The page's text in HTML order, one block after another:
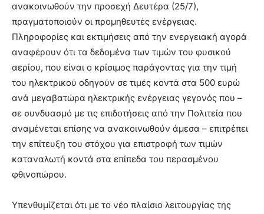
you
the
of
pain.
pornhun
hd
porn
ανακοινωθούν την προσεχή Δευτέρα (25/7),
πραγματοποιούν οι προμηθευτές ενέργειας.
Πληροφορίες και εκτιμήσεις από την ενεργειακή αγορά
αναφέρουν ότι τα δεδομένα των τιμών του φυσικού
αερίου, που είναι ο κρίσιμος παράγοντας για την τιμή
του ηλεκτρικού οδηγούν σε τιμές κοντά στα 500 ευρώ
ανά μεγαβατώρα ηλεκτρικής ενέργειας γεγονός που –
σε συνδυασμό με τις επιδοτήσεις από την Πολιτεία που
αναμένεται επίσης να ανακοινωθούν άμεσα – επιτρέπει
την επίτευξη του στόχου για επιστροφή των τιμών
καταναλωτή κοντά στα επίπεδα του περασμένου
φθινοπώρου.
Υπενθυμίζεται ότι με το νέο πλαίσιο λειτουργίας της